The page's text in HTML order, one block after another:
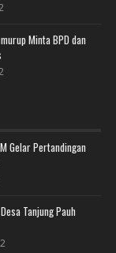
Minta BPD dan
Gelar Pertandingan
Tanjung Pauh